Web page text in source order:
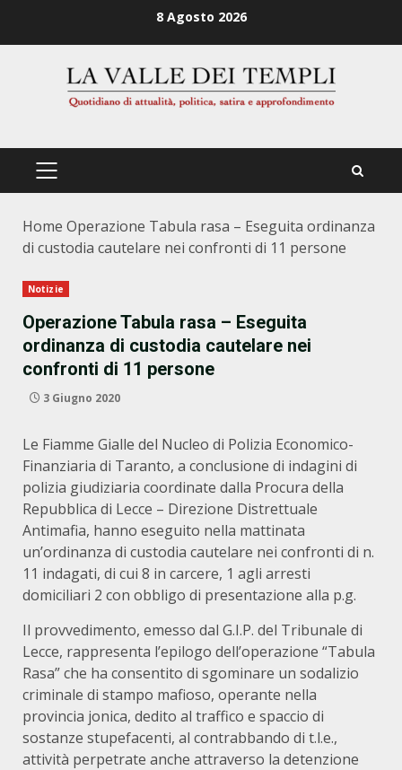
8 Agosto 2026
PRIMÄRES
Home Operazione Tabula rasa – Eseguita ordinanza
di custodia cautelare nei confronti di 11 persone
Notizie
Operazione Tabula rasa – Eseguita
ordinanza di custodia cautelare nei
confronti di 11 persone
3 Giugno 2020
Le Fiamme Gialle del Nucleo di Polizia Economico-
Finanziaria di Taranto, a conclusione di indagini di
polizia giudiziaria coordinate dalla Procura della
Repubblica di Lecce – Direzione Distrettuale
Antimafia, hanno eseguito nella mattinata
un’ordinanza di custodia cautelare nei confronti di n.
11 indagati, di cui 8 in carcere, 1 agli arresti
domiciliari 2 con obbligo di presentazione alla p.g.
Il provvedimento, emesso dal G.I.P. del Tribunale di
Lecce, rappresenta l’epilogo dell’operazione “Tabula
Rasa” che ha consentito di sgominare un sodalizio
criminale di stampo mafioso, operante nella
provincia jonica, dedito al traffico e spaccio di
sostanze stupefacenti, al contrabbando di t.l.e.,
attività perpetrate anche attraverso la detenzione